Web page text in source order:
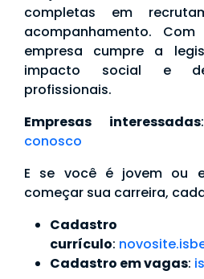
completas em
acompanhamento.
empresa cumpre a
impacto social e
profissionais.
Empresas interessadas
conosco
E se você é jovem ou
começar sua carreira,
currículo:
Cadastro em vagas: